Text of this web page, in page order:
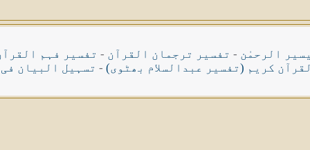
الرحمٰن - تفسیر ترجمان القرآن - تفسیر فہم
کریم (تفسیر عبدالسلام بھٹوی) - تسہیل البیان